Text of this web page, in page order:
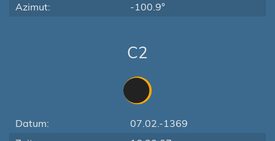
Azimut:
-100.9°
C2
Datum:
07.02.-1369